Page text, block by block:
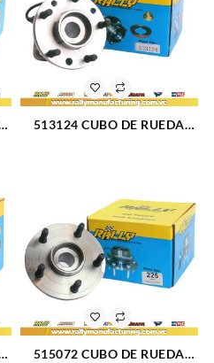
513124 CUBO DE RUEDA
515072 CUBO DE RUEDA